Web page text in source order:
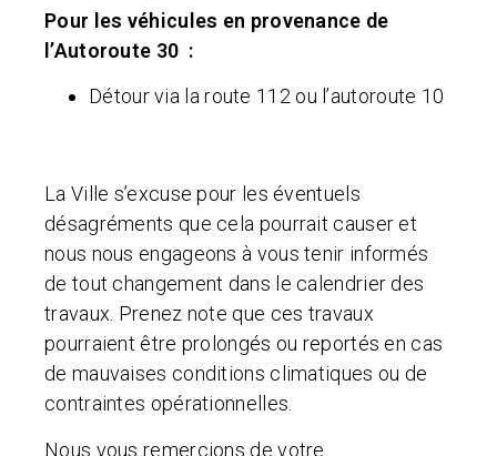
Pour les véhicules en provenance de
l’Autoroute 30 :
Détour via la route 112 ou l’autoroute 10
La Ville s’excuse pour les éventuels
désagréments que cela pourrait causer et
nous nous engageons à vous tenir informés
de tout changement dans le calendrier des
travaux. Prenez note que ces travaux
pourraient être prolongés ou reportés en cas
de mauvaises conditions climatiques ou de
contraintes opérationnelles.
Nous vous remercions de votre